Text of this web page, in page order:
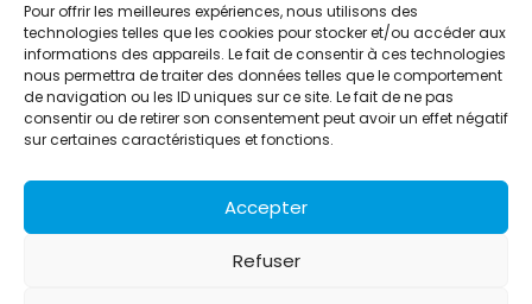
Pour offrir les meilleures expériences, nous utilisons des
technologies telles que les cookies pour stocker et/ou accéder aux
informations des appareils. Le fait de consentir à ces technologies
nous permettra de traiter des données telles que le comportement
de navigation ou les ID uniques sur ce site. Le fait de ne pas
consentir ou de retirer son consentement peut avoir un effet négatif
sur certaines caractéristiques et fonctions.
Accepter
Refuser
Alternative Média est une agence de relations presse et de
relations publiques basée à Grenoble. Depuis 1995, elle conçoit et
pilote des stratégies de visibilité en France et à l’international
grâce à un réseau d’agences partenaires.